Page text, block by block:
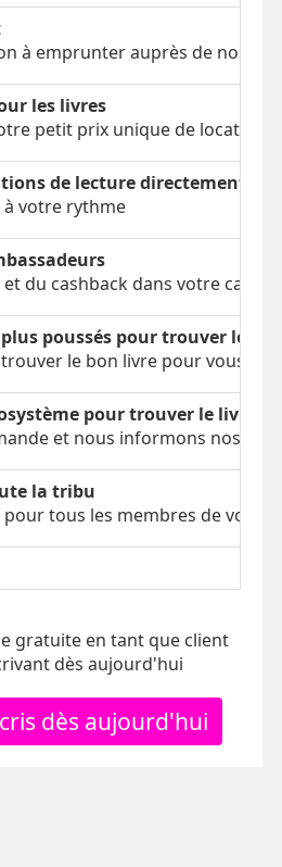
à emprunter auprès de nos
les livres
petit prix unique de location
de lecture directement
votre rythme
et du cashback dans votre
poussés pour trouver le
le bon livre pour vous
pour trouver le livre
et nous informons nos
la tribu
tous les membres de votre
gratuite en tant que client
dès aujourd'hui
dès aujourd'hui